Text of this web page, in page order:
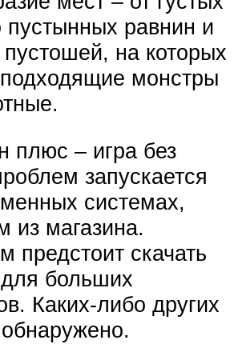
пустынных равнин и
на которых
монстры
плюс – игра без
запускается
системах,
из магазина.
предстоит скачать
больших
Каких-либо других